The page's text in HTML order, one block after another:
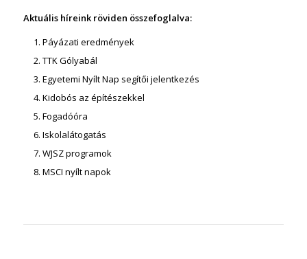
Aktuális híreink röviden összefoglalva:
Páyázati eredmények
TTK Gólyabál
Egyetemi Nyílt Nap segítői jelentkezés
Kidobós az építészekkel
Fogadóóra
Iskolalátogatás
WJSZ programok
MSCI nyílt napok